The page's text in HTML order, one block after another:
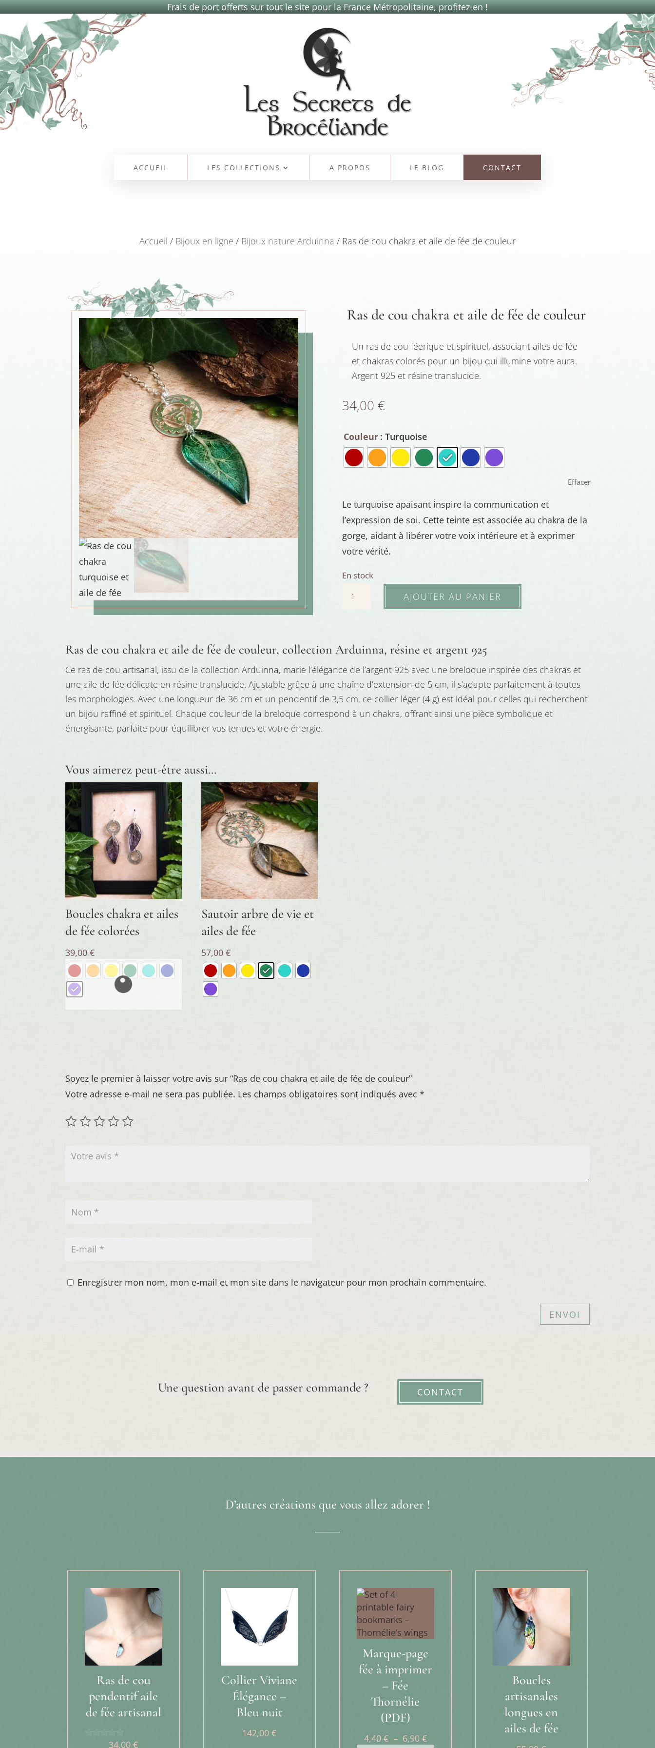
Frais de port offerts sur tout le site pour la France Métropolitaine, profitez-en !
ACCUEIL LES COLLECTIONS A PROPOS LE BLOG CONTACT
Accueil / Bijoux en ligne / Bijoux nature Arduinna / Ras de cou chakra et aile de fée de couleur
Ras de cou chakra et aile de fée de couleur
Un ras de cou féerique et spirituel, associant ailes de fée
et chakras colorés pour un bijou qui illumine votre aura.
Argent 925 et résine translucide.
34,00 €
Couleur : Turquoise
Effacer
Le turquoise apaisant inspire la communication et
l’expression de soi. Cette teinte est associée au chakra de la
gorge, aidant à libérer votre voix intérieure et à exprimer
votre vérité.
En stock
cou
chakra
et
aile
de
AJOUTER AU PANIER
Ras de cou chakra et aile de fée de couleur, collection Arduinna, résine et argent 925
Ce ras de cou artisanal, issu de la collection Arduinna, marie l’élégance de l’argent 925 avec une breloque inspirée des chakras et
une aile de fée délicate en résine translucide. Ajustable grâce à une chaîne d’extension de 5 cm, il s’adapte parfaitement à toutes
les morphologies. Avec une longueur de 36 cm et un pendentif de 3,5 cm, ce collier léger (4 g) est idéal pour celles qui recherchent
un bijou raffiné et spirituel. Chaque couleur de la breloque correspond à un chakra, offrant ainsi une pièce symbolique et
énergisante, parfaite pour équilibrer vos tenues et votre énergie.
Vous aimerez peut-être aussi…
Boucles chakra et ailes
de fée colorées
39,00€
Sautoir arbre de vie et
ailes de fée
57,00€
Soyez le premier à laisser votre avis sur “Ras de cou chakra et aile de fée de couleur”
Votre adresse e-mail ne sera pas publiée. Les champs obligatoires sont indiqués avec*
Enregistrer mon nom, mon e-mail et mon site dans le navigateur pour mon prochain commentaire.
ENVOI
Une question avant de passer commande ? CONTACT
D’autres créations que vous allez adorer !
Ras de cou
pendentif aile
de fée artisanal
34,00€
Collier Viviane
Élégance –
Bleu nuit
142,00€
Marque-page
fée à imprimer
– Fée
Thornélie
(PDF)
4,40 € – 6,90 €Plage
Boucles
artisanales
longues en
ailes de fée